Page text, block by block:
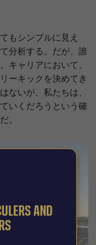
もシンプルに見え
分析する。だが、誰
キャリアにおいて、
ーキックを決めてき
ないが、私たちは、
いくだろうという確
。
badge
AND